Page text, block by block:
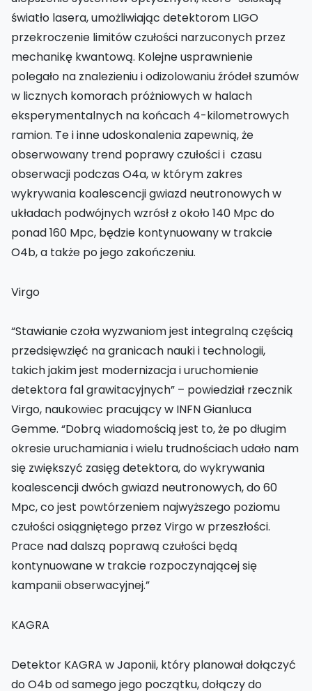
światło lasera, umożliwiając detektorom LIGO
przekroczenie limitów czułości narzuconych przez
mechanikę kwantową. Kolejne usprawnienie
polegało na znalezieniu i odizolowaniu źródeł szumów
w licznych komorach próżniowych w halach
eksperymentalnych na końcach 4-kilometrowych
ramion. Te i inne udoskonalenia zapewnią, że
obserwowany trend poprawy czułości i czasu
obserwacji podczas O4a, w którym zakres
wykrywania koalescencji gwiazd neutronowych w
układach podwójnych wzrósł z około 140 Mpc do
ponad 160 Mpc, będzie kontynuowany w trakcie
O4b, a także po jego zakończeniu.
Virgo
“Stawianie czoła wyzwaniom jest integralną częścią
przedsięwzięć na granicach nauki i technologii,
takich jakim jest modernizacja i uruchomienie
detektora fal grawitacyjnych” – powiedział rzecznik
Virgo, naukowiec pracujący w INFN Gianluca
Gemme. “Dobrą wiadomością jest to, że po długim
okresie uruchamiania i wielu trudnościach udało nam
się zwiększyć zasięg detektora, do wykrywania
koalescencji dwóch gwiazd neutronowych, do 60
Mpc, co jest powtórzeniem najwyższego poziomu
czułości osiągniętego przez Virgo w przeszłości.
Prace nad dalszą poprawą czułości będą
kontynuowane w trakcie rozpoczynającej się
kampanii obserwacyjnej.”
KAGRA
Detektor KAGRA w Japonii, który planował dołączyć
do O4b od samego jego początku, dołączy do